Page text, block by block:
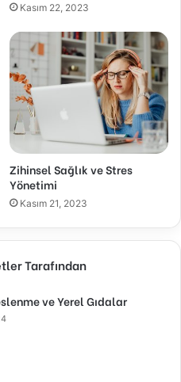
Kasım 22, 2023
Zihinsel Sağlık ve Stres
Yönetimi
Kasım 21, 2023
Tarafından
ve Yerel Gıdalar